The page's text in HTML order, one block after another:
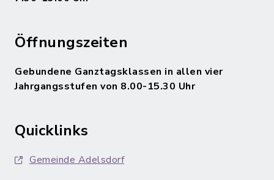
Öffnungszeiten
Gebundene Ganztagsklassen in allen vier
Jahrgangsstufen von 8.00-15.30 Uhr
Quicklinks
Gemeinde Adelsdorf